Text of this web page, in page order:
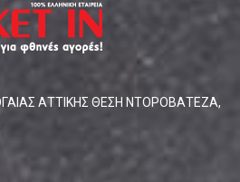
ΑΤΤΙΚΗΣ ΘΕΣΗ ΝΤΟΡΟΒΑΤΕΖΑ,